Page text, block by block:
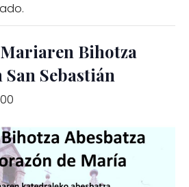
Bihotza
Sebastián